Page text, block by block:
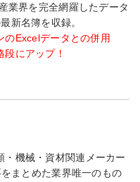
業界を完全網羅したデータ
新名簿を収録。
のExcelデータとの併用
段にアップ！
・機械・資材関連メーカー
まとめた業界唯一のもの